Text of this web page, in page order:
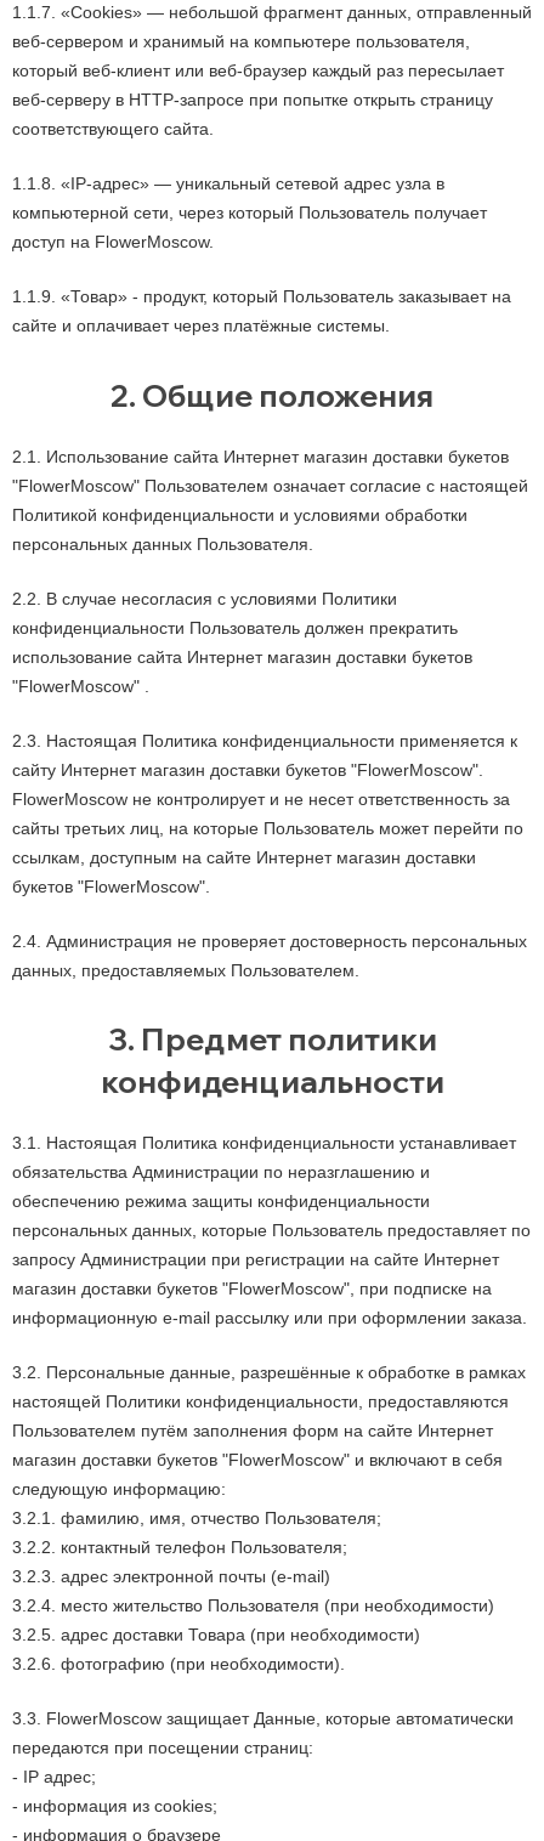
1.1.7. «Cookies» — небольшой фрагмент данных, отправленный
веб-сервером и хранимый на компьютере пользователя,
который веб-клиент или веб-браузер каждый раз пересылает
веб-серверу в HTTP-запросе при попытке открыть страницу
соответствующего сайта.
1.1.8. «IP-адрес» — уникальный сетевой адрес узла в
компьютерной сети, через который Пользователь получает
доступ на FlowerMoscow.
1.1.9. «Товар» - продукт, который Пользователь заказывает на
сайте и оплачивает через платёжные системы.
2. Общие положения
2.1. Использование сайта Интернет магазин доставки букетов
"FlowerMoscow" Пользователем означает согласие с настоящей
Политикой конфиденциальности и условиями обработки
персональных данных Пользователя.
2.2. В случае несогласия с условиями Политики
конфиденциальности Пользователь должен прекратить
использование сайта Интернет магазин доставки букетов
"FlowerMoscow" .
2.3. Настоящая Политика конфиденциальности применяется к
сайту Интернет магазин доставки букетов "FlowerMoscow".
FlowerMoscow не контролирует и не несет ответственность за
сайты третьих лиц, на которые Пользователь может перейти по
ссылкам, доступным на сайте Интернет магазин доставки
букетов "FlowerMoscow".
2.4. Администрация не проверяет достоверность персональных
данных, предоставляемых Пользователем.
3. Предмет политики
конфиденциальности
3.1. Настоящая Политика конфиденциальности устанавливает
обязательства Администрации по неразглашению и
обеспечению режима защиты конфиденциальности
персональных данных, которые Пользователь предоставляет по
запросу Администрации при регистрации на сайте Интернет
магазин доставки букетов "FlowerMoscow", при подписке на
информационную e-mail рассылку или при оформлении заказа.
3.2. Персональные данные, разрешённые к обработке в рамках
настоящей Политики конфиденциальности, предоставляются
Пользователем путём заполнения форм на сайте Интернет
магазин доставки букетов "FlowerMoscow" и включают в себя
следующую информацию:
3.2.1. фамилию, имя, отчество Пользователя;
3.2.2. контактный телефон Пользователя;
3.2.3. адрес электронной почты (e-mail)
3.2.4. место жительство Пользователя (при необходимости)
3.2.5. адрес доставки Товара (при необходимости)
3.2.6. фотографию (при необходимости).
3.3. FlowerMoscow защищает Данные, которые автоматически
передаются при посещении страниц:
- IP адрес;
- информация из cookies;
- информация о браузере